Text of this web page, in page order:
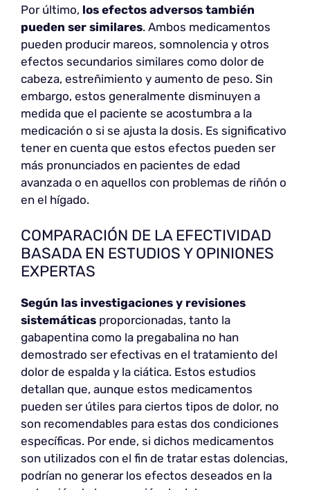
Por último, los efectos adversos también
pueden ser similares. Ambos medicamentos
pueden producir mareos, somnolencia y otros
efectos secundarios similares como dolor de
cabeza, estreñimiento y aumento de peso. Sin
embargo, estos generalmente disminuyen a
medida que el paciente se acostumbra a la
medicación o si se ajusta la dosis. Es significativo
tener en cuenta que estos efectos pueden ser
más pronunciados en pacientes de edad
avanzada o en aquellos con problemas de riñón o
en el hígado.
COMPARACIÓN DE LA EFECTIVIDAD
BASADA EN ESTUDIOS Y OPINIONES
EXPERTAS
Según las investigaciones y revisiones
sistemáticas proporcionadas, tanto la
gabapentina como la pregabalina no han
demostrado ser efectivas en el tratamiento del
dolor de espalda y la ciática. Estos estudios
detallan que, aunque estos medicamentos
pueden ser útiles para ciertos tipos de dolor, no
son recomendables para estas dos condiciones
específicas. Por ende, si dichos medicamentos
son utilizados con el fin de tratar estas dolencias,
podrían no generar los efectos deseados en la